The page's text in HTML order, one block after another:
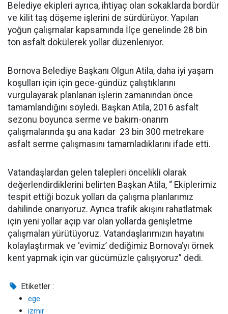
Belediye ekipleri ayrıca, ihtiyaç olan sokaklarda bordür
ve kilit taş döşeme işlerini de sürdürüyor. Yapılan
yoğun çalışmalar kapsamında İlçe genelinde 28 bin
ton asfalt dökülerek yollar düzenleniyor.
Bornova Belediye Başkanı Olgun Atila, daha iyi yaşam
koşulları için için gece-gündüz çalıştıklarını
vurgulayarak planlanan işlerin zamanından önce
tamamlandığını söyledi. Başkan Atila, 2016 asfalt
sezonu boyunca serme ve bakım-onarım
çalışmalarında şu ana kadar 23 bin 300 metrekare
asfalt serme çalışmasını tamamladıklarını ifade etti.
Vatandaşlardan gelen talepleri öncelikli olarak
değerlendirdiklerini belirten Başkan Atila, “ Ekiplerimiz
tespit ettiği bozuk yolları da çalışma planlarımız
dahilinde onarıyoruz. Ayrıca trafik akışını rahatlatmak
için yeni yollar açıp var olan yollarda genişletme
çalışmaları yürütüyoruz. Vatandaşlarımızın hayatını
kolaylaştırmak ve ‘evimiz’ dediğimiz Bornova’yı örnek
kent yapmak için var gücümüzle çalışıyoruz” dedi.
Etiketler :
ege
izmir